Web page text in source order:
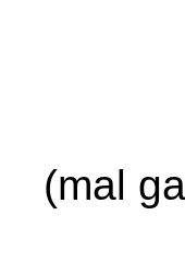
(mal